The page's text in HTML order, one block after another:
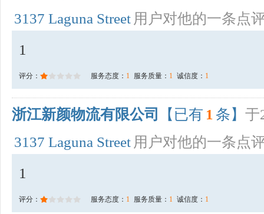
3137 Laguna Street 用户对他的一条点
1
评分： 服务态度： 1 服务质量： 1 诚信度： 1
浙江新颜物流有限公司 【已有 1 条】 于
3137 Laguna Street 用户对他的一条点
1
评分： 服务态度： 1 服务质量： 1 诚信度： 1